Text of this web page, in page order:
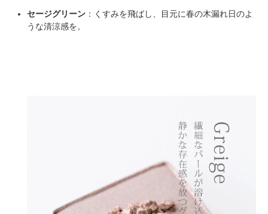
セージグリーン ：くすみを飛ばし、目元に春の木漏れ日のよ
うな清涼感を。